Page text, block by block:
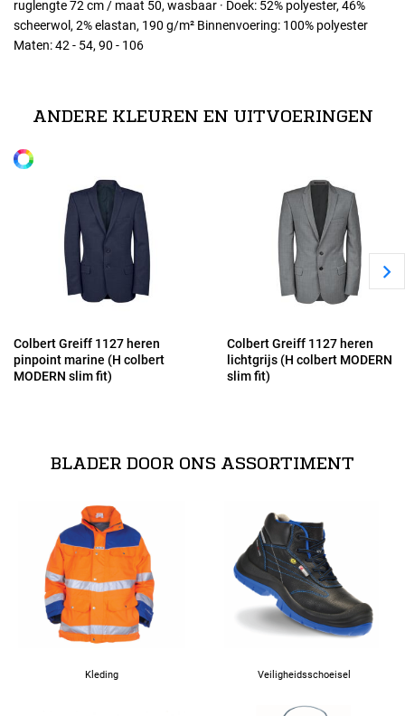
ruglengte 72 cm / maat 50, wasbaar · Doek: 52% polyester, 46%
scheerwol, 2% elastan, 190 g/m² Binnenvoering: 100% polyester
Maten: 42 - 54, 90 - 106
44
52
Alle maten
ANDERE KLEUREN EN UITVOERINGEN
Colbert Greiff 1127 heren
pinpoint marine (H colbert
MODERN slim fit)
Colbert Greiff 1127 heren
lichtgrijs (H colbert MODERN
slim fit)
BLADER DOOR ONS ASSORTIMENT
Kleding Veiligheidsschoeisel